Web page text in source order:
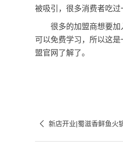
被吸引，很多消费者吃过
很多的加盟商想要加入
可以免费学习，所以这
盟官网了解了。
 新店开业|蜀滋香鲜鱼火